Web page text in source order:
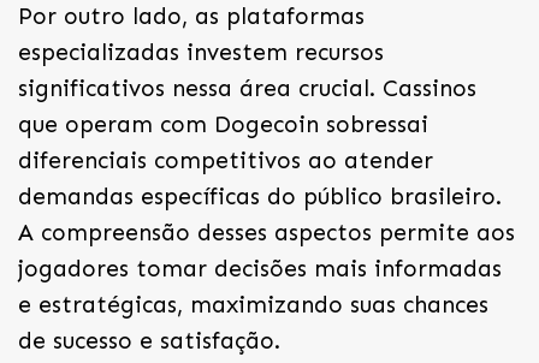
Por outro lado, as plataformas
especializadas investem recursos
significativos nessa área crucial. Cassinos
que operam com Dogecoin sobressai
diferenciais competitivos ao atender
demandas específicas do público brasileiro.
A compreensão desses aspectos permite aos
jogadores tomar decisões mais informadas
e estratégicas, maximizando suas chances
de sucesso e satisfação.